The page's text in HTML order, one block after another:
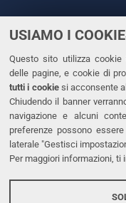
USIAMO I
Questo sito utilizza
delle pagine, e cookie di
tutti i cookiesi acconsente
Chiudendo il banner
navigazione e alcuni
preferenze possono
laterale "Gestisci
Per maggiori informazioni, ti
CONTATTI
Tel. +39
Fax. +39
PEC
LINKS